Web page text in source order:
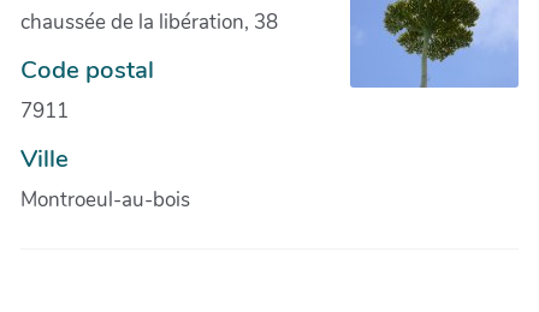
chaussée de la libération, 38
Code postal
7911
Ville
Montroeul-au-bois